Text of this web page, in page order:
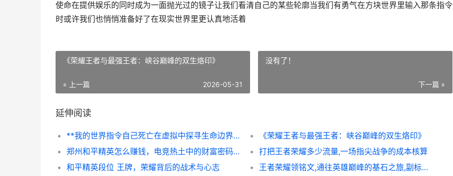
使命在提供娱乐的同时成为一面抛光过的镜子让我们看清自己的某些轮廓当我们有勇气在方块世界里输入那条指令
时或许我们也悄悄准备好了在现实世界里更认真地活着
《荣耀王者与最强王者：峡谷巅峰的双生烙印》
« 上一篇 2026-05-31
没有了！
下一篇 »
延伸阅读
**我的世界指令自己死亡在虚拟中探寻生命边界副标题**
《荣耀王者与最强王者：峡谷巅峰的双生烙印》
郑州和平精英怎么赚钱，电竞热土中的财富密码，副标题，从玩家到赢家的本地化实战指南
打把王者荣耀多少流量,一场指尖战争的成本核算
和平精英段位 王牌，荣耀背后的战术与心志
王者荣耀领铭文,通往英雄巅峰的基石之旅,副标题为铭文之力构筑战术根基